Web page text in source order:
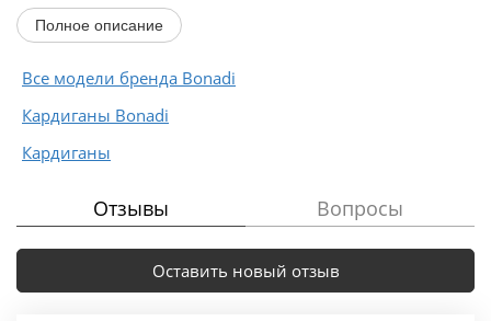
добавляют...
Полное описание
Все модели бренда Bonadi
Кардиганы Bonadi
Кардиганы
Отзывы Вопросы
Оставить новый отзыв